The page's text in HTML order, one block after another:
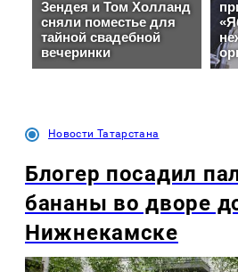
Новости Татарстана
Блогер посадил
бананы во дворе
Нижнекамске